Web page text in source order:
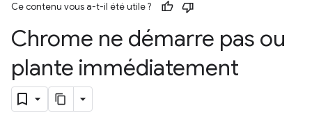
Ce contenu vous a-t-il été utile ?
Chrome ne démarre pas ou
plante immédiatement